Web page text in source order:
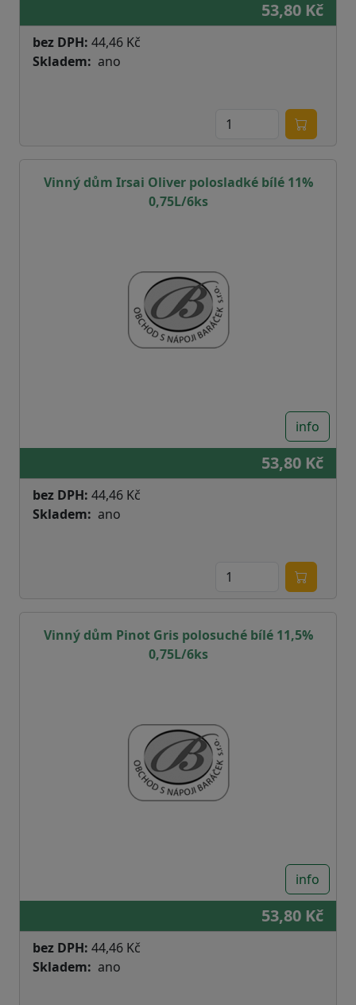
53,80 Kč
bez DPH: 44,46 Kč
Skladem
ano
Vinný dům Irsai Oliver polosladké bílé 11%
0,75L/6ks
info
53,80 Kč
bez DPH: 44,46 Kč
Skladem
ano
Vinný dům Pinot Gris polosuché bílé 11,5%
0,75L/6ks
info
53,80 Kč
bez DPH: 44,46 Kč
Skladem
ano